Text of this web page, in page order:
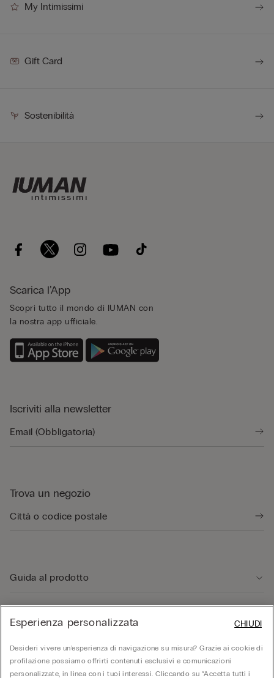
My Intimissimi
Gift Card
Sostenibilità
Scarica l’App
Scopri tutto il mondo di IUMAN con
la nostra app ufficiale.
Iscriviti alla newsletter
Trova un negozio
Guida al prodotto
Area Legale
Esperienza personalizzata
Desideri vivere un’esperienza di navigazione su misura? Grazie ai cookie di
profilazione possiamo offrirti contenuti esclusivi e comunicazioni
personalizzate, in linea con i tuoi interessi. Cliccando su “Accetta tutti i
CHIUDI